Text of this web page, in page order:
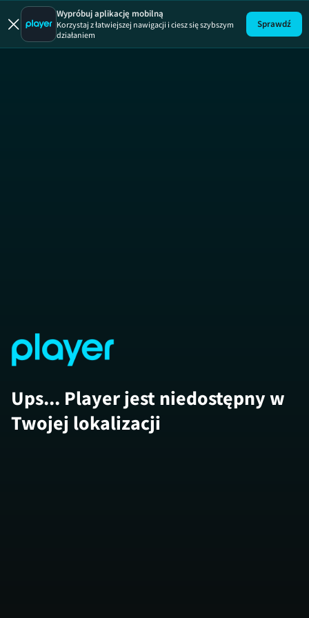
Wypróbuj aplikację mobilną
Korzystaj z łatwiejszej nawigacji i ciesz się szybszym
działaniem
Sprawdź
Ups... Player jest niedostępny w
Twojej lokalizacji